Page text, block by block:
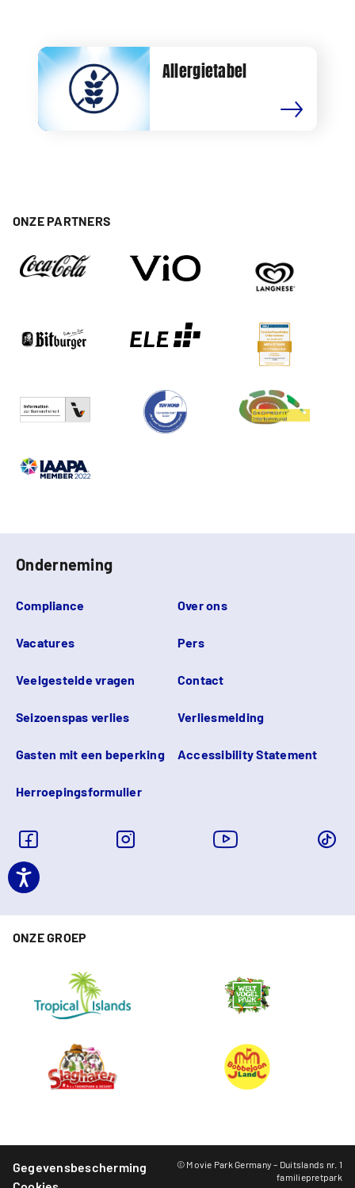
Allergietabel
ONZE PARTNERS
Onderneming
Compliance Over ons
Vacatures Pers
Veelgestelde vragen Contact
Seizoenspas verlies Verliesmelding
Gasten mit een beperking Accessibility Statement
Herroepingsformulier
ONZE GROEP
Gegevensbescherming
© Movie Park Germany – Duitslands nr. 1
familiepretpark